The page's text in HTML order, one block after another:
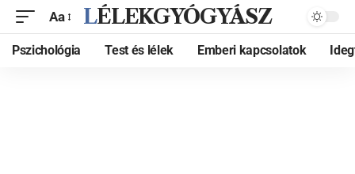
Aa LÉLEKGYÓGYÁSZ
Pszichológia Test és lélek Emberi kapcsolatok